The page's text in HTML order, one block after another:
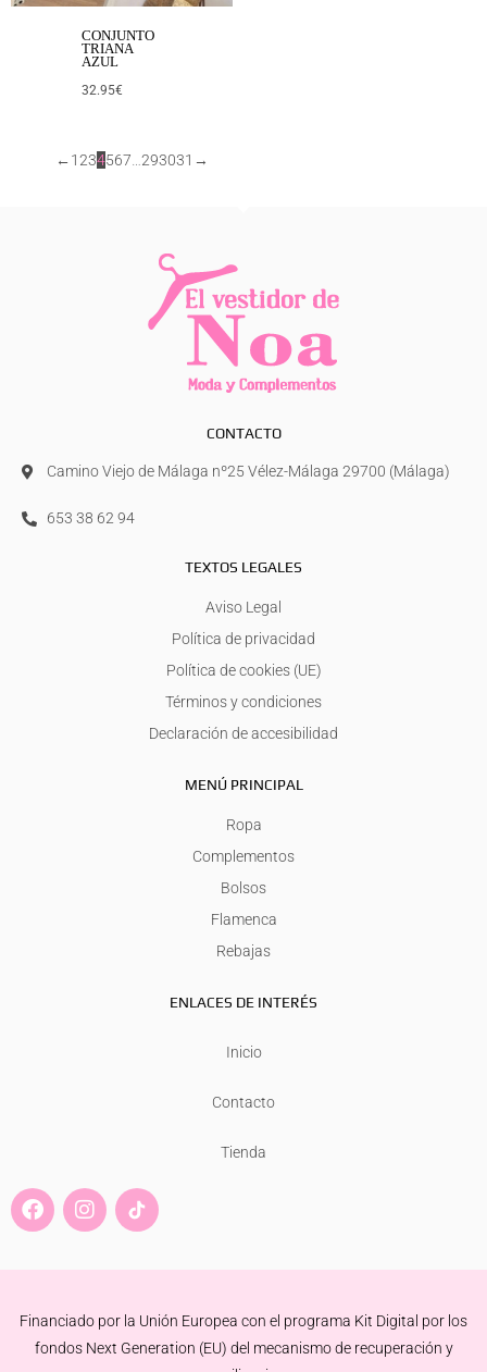
CONJUNTO
TRIANA
AZUL
32.95€
←1234567 …293031 →
CONTACTO
Camino Viejo de Málaga nº25 Vélez-Málaga 29700 (Málaga)
653 38 62 94
TEXTOS LEGALES
Aviso Legal
Política de privacidad
Política de cookies (UE)
Términos y condiciones
Declaración de accesibilidad
MENÚ PRINCIPAL
Ropa
Complementos
Bolsos
Flamenca
Rebajas
ENLACES DE INTERÉS
Inicio
Contacto
Tienda
F
a
e
o
k
I
n
t
r
a
Financiado por la Unión Europea con el programa Kit Digital por los
fondos Next Generation (EU) del mecanismo de recuperación y